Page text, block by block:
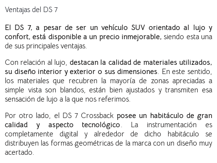
Ventajas del DS 7
El DS 7, a pesar de ser un vehículo SUV orientado al lujo y
confort, está disponible a un precio inmejorable, siendo esta una
de sus principales ventajas.
Con relación al lujo, destacan la calidad de materiales utilizados,
su diseño interior y exterior o sus dimensiones . En este sentido,
los materiales que recubren la mayoría de zonas apreciadas a
simple vista son blandos, están bien ajustados y transmiten esa
sensación de lujo a la que nos referimos.
Por otro lado, el DS 7 Crossbackposee un habitáculo de gran
calidad y aspecto tecnológico . La instrumentación es
completamente digital y alrededor de dicho habitáculo se
distribuyen las formas geométricas de la marca con un diseño muy
acertado.